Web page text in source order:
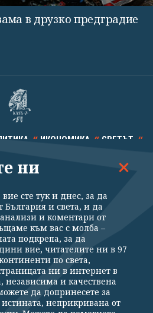
в друзко предградие
ИКОНОМИКА СВЕТЪТ
ТЕХНОЛОГИИ КАЛЕЙДОСКОП
за поверителност
Контакти
За Клуб Z
Подкрепете ни
ни
сте тук и днес, за да
България и света, и да
и коментари от
към вас с молба –
подкрепа, за да
вие, читателите ни в 97
по света,
ни в интернет в
независима и качествена
да допринесете за
неприкривана от